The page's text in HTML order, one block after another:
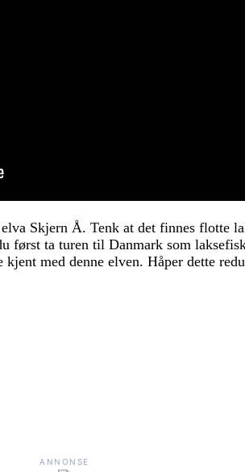
Skjern Å. Tenk at det finnes flotte
ta turen til Danmark som
med denne elven. Håper dette
ANNONSE